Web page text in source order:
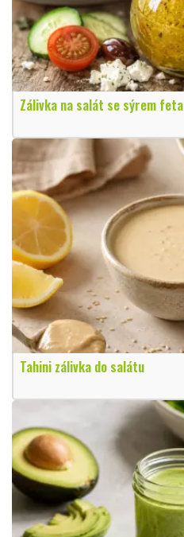
Zálivka na salát se sýrem feta
Tahini zálivka do salátu